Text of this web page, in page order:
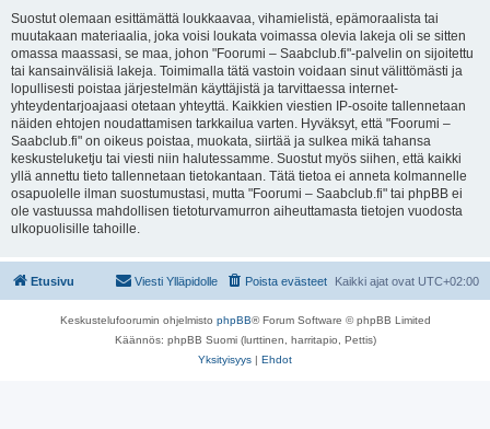
Suostut olemaan esittämättä loukkaavaa, vihamielistä, epämoraalista tai
muutakaan materiaalia, joka voisi loukata voimassa olevia lakeja oli se sitten
omassa maassasi, se maa, johon "Foorumi – Saabclub.fi"-palvelin on sijoitettu
tai kansainvälisiä lakeja. Toimimalla tätä vastoin voidaan sinut välittömästi ja
lopullisesti poistaa järjestelmän käyttäjistä ja tarvittaessa internet-
yhteydentarjoajaasi otetaan yhteyttä. Kaikkien viestien IP-osoite tallennetaan
näiden ehtojen noudattamisen tarkkailua varten. Hyväksyt, että "Foorumi –
Saabclub.fi" on oikeus poistaa, muokata, siirtää ja sulkea mikä tahansa
keskusteluketju tai viesti niin halutessamme. Suostut myös siihen, että kaikki
yllä annettu tieto tallennetaan tietokantaan. Tätä tietoa ei anneta kolmannelle
osapuolelle ilman suostumustasi, mutta "Foorumi – Saabclub.fi" tai phpBB ei
ole vastuussa mahdollisen tietoturvamurron aiheuttamasta tietojen vuodosta
ulkopuolisille tahoille.
Etusivu Kaikki ajat ovat UTC+02:00
Poista evästeet
Viesti Ylläpidolle
Keskustelufoorumin ohjelmisto phpBB® Forum Software © phpBB Limited
Käännös: phpBB Suomi (lurttinen, harritapio, Pettis)
Yksityisyys | Ehdot